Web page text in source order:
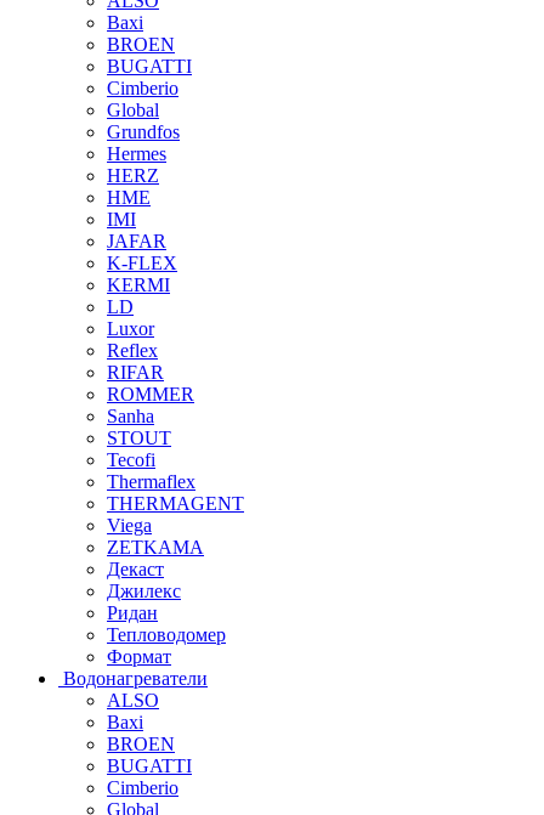
Baxi
BROEN
BUGATTI
Cimberio
Global
Grundfos
Hermes
HERZ
HME
IMI
JAFAR
K-FLEX
KERMI
LD
Luxor
Reflex
RIFAR
ROMMER
Sanha
STOUT
Tecofi
Thermaflex
THERMAGENT
Viega
ZETKAMA
Декаст
Джилекс
Ридан
Тепловодомер
Формат
Водонагреватели
ALSO
Baxi
BROEN
BUGATTI
Cimberio
Global